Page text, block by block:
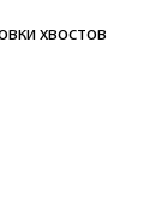
хвостов